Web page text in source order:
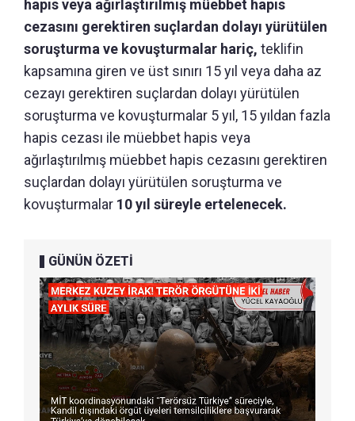
hapis veya ağırlaştırılmış müebbet hapis
cezasını gerektiren suçlardan dolayı yürütülen
soruşturma ve kovuşturmalar hariç, teklifin
kapsamına giren ve üst sınırı 15 yıl veya daha az
cezayı gerektiren suçlardan dolayı yürütülen
soruşturma ve kovuşturmalar 5 yıl, 15 yıldan fazla
hapis cezası ile müebbet hapis veya
ağırlaştırılmış müebbet hapis cezasını gerektiren
suçlardan dolayı yürütülen soruşturma ve
kovuşturmalar 10 yıl süreyle ertelenecek.
GÜNÜN ÖZETİ